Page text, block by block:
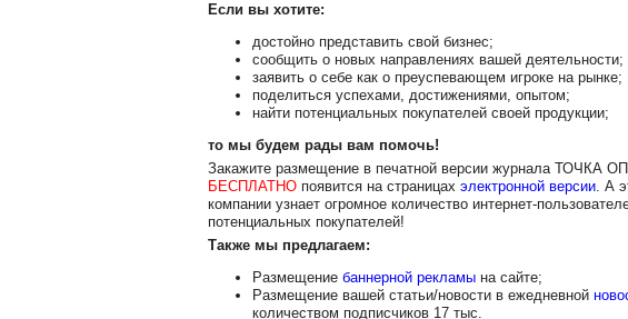
Если вы хотите:
достойно представить свой бизнес;
сообщить о новых направлениях вашей деятельности;
заявить о себе как о преуспевающем игроке на рынке;
поделиться успехами, достижениями, опытом;
найти потенциальных покупателей своей продукции;
то мы будем рады вам помочь!
Закажите размещение в печатной версии журнала ТОЧКА
БЕСПЛАТНО появится на страницах электронной версии. А
компании узнает огромное количество интернет-
потенциальных покупателей!
Также мы предлагаем:
Размещение баннерной рекламы на сайте;
Размещение вашей статьи/новости в ежедневной
количеством подписчиков 17 тыс.